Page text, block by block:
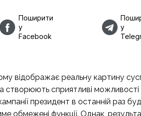
Поширити
у
Facebook
у
відображає реальну картину
створюють сприятливі
президент в останній раз
обмежені функції. Однак,